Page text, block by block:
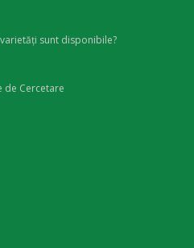
sunt disponibile?
de Cercetare